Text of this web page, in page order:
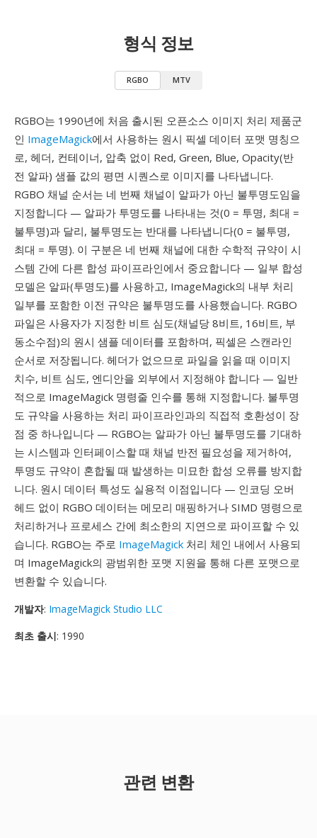
형식 정보
RGBO MTV
RGBO는 1990년에 처음 출시된 오픈소스 이미지 처리 제품군
인 ImageMagick에서 사용하는 원시 픽셀 데이터 포맷 명칭으
로, 헤더, 컨테이너, 압축 없이 Red, Green, Blue, Opacity(반
전 알파) 샘플 값의 평면 시퀀스로 이미지를 나타냅니다.
RGBO 채널 순서는 네 번째 채널이 알파가 아닌 불투명도임을
지정합니다 — 알파가 투명도를 나타내는 것(0 = 투명, 최대 =
불투명)과 달리, 불투명도는 반대를 나타냅니다(0 = 불투명,
최대 = 투명). 이 구분은 네 번째 채널에 대한 수학적 규약이 시
스템 간에 다른 합성 파이프라인에서 중요합니다 — 일부 합성
모델은 알파(투명도)를 사용하고, ImageMagick의 내부 처리
일부를 포함한 이전 규약은 불투명도를 사용했습니다. RGBO
파일은 사용자가 지정한 비트 심도(채널당 8비트, 16비트, 부
동소수점)의 원시 샘플 데이터를 포함하며, 픽셀은 스캔라인
순서로 저장됩니다. 헤더가 없으므로 파일을 읽을 때 이미지
치수, 비트 심도, 엔디안을 외부에서 지정해야 합니다 — 일반
적으로 ImageMagick 명령줄 인수를 통해 지정합니다. 불투명
도 규약을 사용하는 처리 파이프라인과의 직접적 호환성이 장
점 중 하나입니다 — RGBO는 알파가 아닌 불투명도를 기대하
는 시스템과 인터페이스할 때 채널 반전 필요성을 제거하여,
투명도 규약이 혼합될 때 발생하는 미묘한 합성 오류를 방지합
니다. 원시 데이터 특성도 실용적 이점입니다 — 인코딩 오버
헤드 없이 RGBO 데이터는 메모리 매핑하거나 SIMD 명령으로
처리하거나 프로세스 간에 최소한의 지연으로 파이프할 수 있
습니다. RGBO는 주로 ImageMagick 처리 체인 내에서 사용되
며 ImageMagick의 광범위한 포맷 지원을 통해 다른 포맷으로
변환할 수 있습니다.
개발자: ImageMagick Studio LLC
최초 출시: 1990
관련 변환